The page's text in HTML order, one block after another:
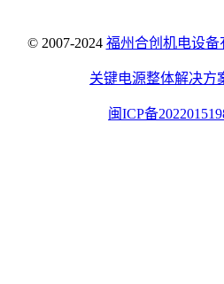
© 2007-2024 福州合创机电设备
关键电源整体解决方
闽ICP备